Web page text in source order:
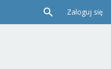
Zaloguj się